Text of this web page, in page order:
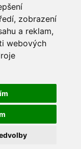
zobrazení
a reklam,
webových
Produkty
E-shop
Ke stažení
| design